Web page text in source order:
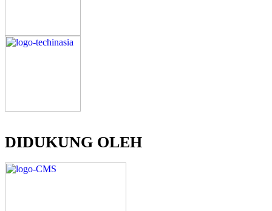
DIDUKUNG OLEH